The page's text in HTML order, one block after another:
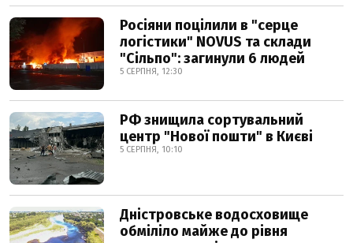
Росіяни поцілили в "серце
логістики" NOVUS та склади
"Сільпо": загинули 6 людей
5 СЕРПНЯ, 12:30
РФ знищила сортувальний
центр "Нової пошти" в Києві
5 СЕРПНЯ, 10:10
Дністровське водосховище
обміліло майже до рівня